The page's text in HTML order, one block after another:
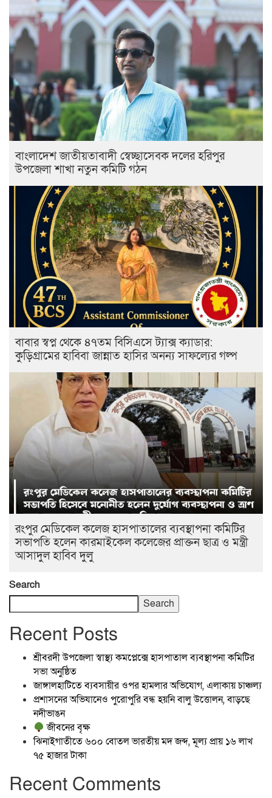
বাংলাদেশ জাতীয়তাবাদী স্বেচ্ছাসেবক দলের হরিপুর
উপজেলা শাখা নতুন কমিটি গঠন
বাবার স্বপ্ন থেকে ৪৭তম বিসিএসে ট্যাক্স ক্যাডার:
কুড়িগ্রামের হাবিবা জান্নাত হাসির অনন্য সাফল্যের গল্প
রংপুর মেডিকেল কলেজ হাসপাতালের ব্যবস্থাপনা কমিটির
সভাপতি হলেন কারমাইকেল কলেজের প্রাক্তন ছাত্র ও মন্ত্রী
আসাদুল হাবিব দুলু
Search
Search
Recent Posts
শ্রীবরদী উপজেলা স্বাস্থ্য কমপ্লেক্সে হাসপাতাল ব্যবস্থাপনা কমিটির
সভা অনুষ্ঠিত
জাঙ্গালহাটিতে ব্যবসায়ীর ওপর হামলার অভিযোগ, এলাকায় চাঞ্চল্য
প্রশাসনের অভিযানেও পুরোপুরি বন্ধ হয়নি বালু উত্তোলন, বাড়ছে
নদীভাঙন
জীবনের বৃক্ষ
ঝিনাইগাতীতে ৬০০ বোতল ভারতীয় মদ জব্দ, মূল্য প্রায় ১৬ লাখ
৭৫ হাজার টাকা
Recent Comments